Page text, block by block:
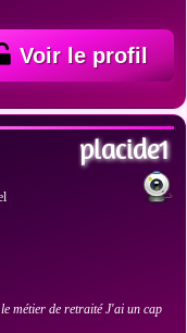
Voir le profil
placide1
métier de retraité J'ai un cap